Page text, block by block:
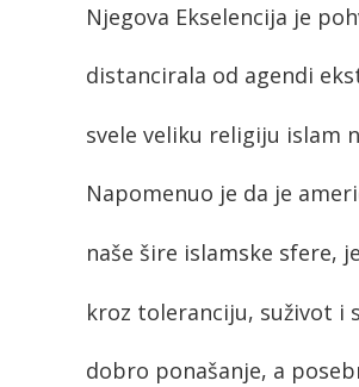
Njegova Ekselencija je
distancirala od agendi
svele veliku religiju islam
Napomenuo je da je
naše šire islamske sfere,
kroz toleranciju, suživot i
dobro ponašanje, a